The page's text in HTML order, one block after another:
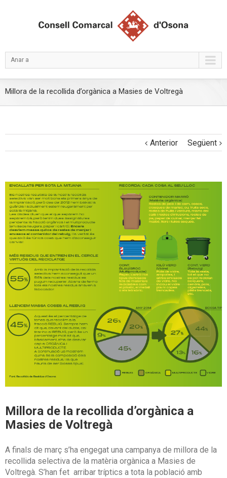
Anar a
Millora de la recollida d’orgànica a Masies de Voltregà
Anterior Següent
Millora de la recollida d’orgànica a
Masies de Voltregà
A finals de març s’ha engegat una campanya de millora de la
recollida selectiva de la matèria orgànica a Masies de
Voltregà. S’han fet arribar tríptics a tota la població amb